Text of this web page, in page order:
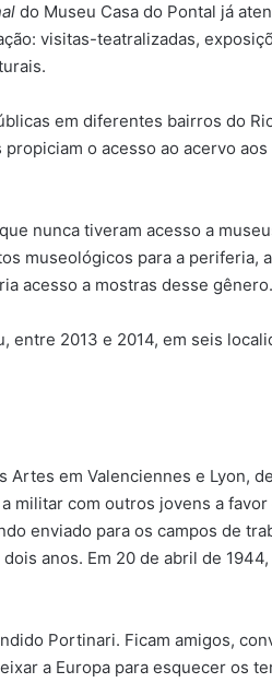
do Museu Casa do Pontal já
visitas-teatralizadas,
em diferentes bairros do
o acesso ao acervo
nunca tiveram acesso a
museológicos para a periferia,
acesso a mostras desse gênero.
entre 2013 e 2014, em seis
Artes em Valenciennes e Lyon,
militar com outros jovens a
enviado para os campos de
anos. Em 20 de abril de
Portinari. Ficam amigos,
a Europa para esquecer os